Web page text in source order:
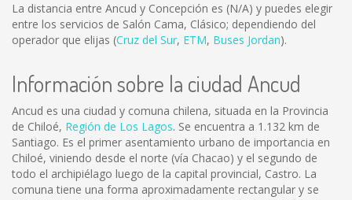
La distancia entre Ancud y Concepción es (N/A) y puedes elegir
entre los servicios de Salón Cama, Clásico; dependiendo del
operador que elijas (Cruz del Sur, ETM, Buses Jordan).
Información sobre la ciudad Ancud
Ancud es una ciudad y comuna chilena, situada en la Provincia
de Chiloé, Región de Los Lagos. Se encuentra a 1.132 km de
Santiago. Es el primer asentamiento urbano de importancia en
Chiloé, viniendo desde el norte (vía Chacao) y el segundo de
todo el archipiélago luego de la capital provincial, Castro. La
comuna tiene una forma aproximadamente rectangular y se